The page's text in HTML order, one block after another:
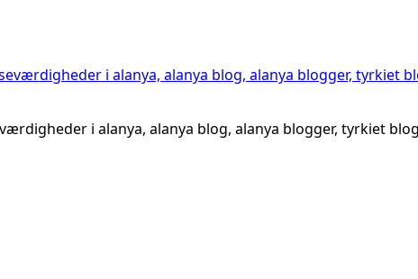
i alanya, alanya blog, alanya blogger, tyrkiet